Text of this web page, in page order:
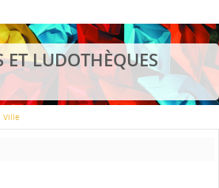
LUDOTHÈQUES
Ville